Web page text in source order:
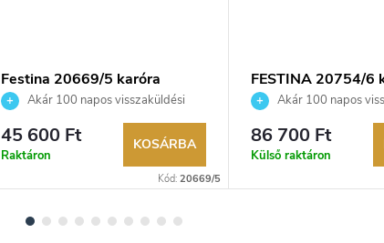
Festina 20669/5 karóra
Akár 100 napos visszaküldési
lehetőség. Hivatalos márkakereskedő.
45 600 Ft
Raktáron
KOSÁRBA
Kód: 20669/5
FESTINA 20754/6
Akár 100 napos
lehetőség. Hivatalos
86 700 Ft
Külső raktáron